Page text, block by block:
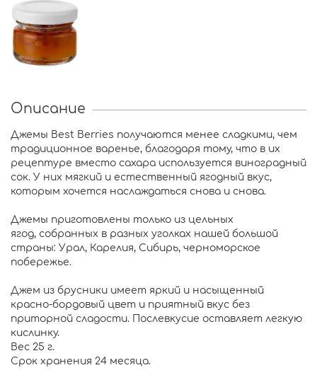
Описание
Джемы Best Berries получаются менее сладкими, чем
традиционное варенье, благодаря тому, что в их
рецептуре вместо сахара используется виноградный
сок. У них мягкий и естественный ягодный вкус,
которым хочется наслаждаться снова и снова.
Джемы приготовлены только из цельных
ягод, собранных в разных уголках нашей большой
страны: Урал, Карелия, Сибирь, черноморское
побережье.
Джем из брусники имеет яркий и насыщенный
красно-бордовый цвет и приятный вкус без
приторной сладости. Послевкусие оставляет легкую
кислинку.
Вес 25 г.
Срок хранения 24 месяца.